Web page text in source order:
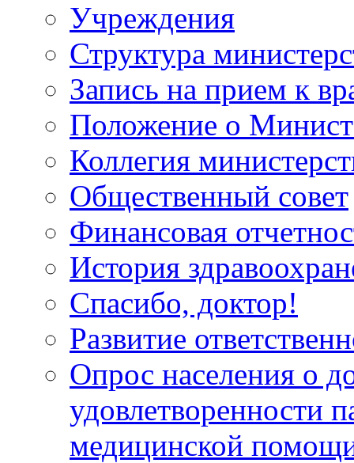
Учреждения
Структура
Запись на прием к
Положение о
Коллегия
Общественный совет
Финансовая
История
Спасибо, доктор!
Развитие
Опрос населения о
удовлетворенности
медицинской